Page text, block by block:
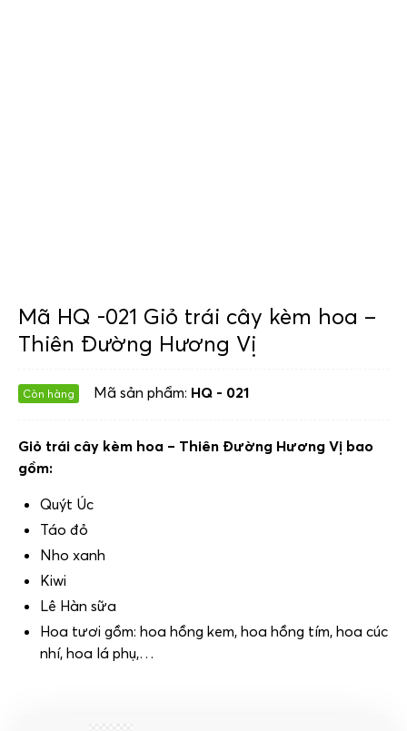
Mã HQ -021 Giỏ trái cây kèm hoa –
Thiên Đường Hương Vị
Còn hàng Mã sản phẩm: HQ - 021
Giỏ trái cây kèm hoa – Thiên Đường Hương Vị bao
gồm:
Quýt Úc
Táo đỏ
Nho xanh
Kiwi
Lê Hàn sữa
Hoa tươi gồm: hoa hồng kem, hoa hồng tím, hoa cúc
nhí, hoa lá phụ,…